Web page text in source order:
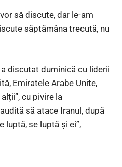
să discute, dar le-am
săptămâna trecută, nu
discutat duminică cu liderii
Emiratele Arabe Unite,
cu pivire la
să atace Iranul, după
luptă, se luptă și ei”,